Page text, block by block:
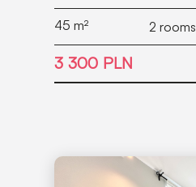
45 m² 2 rooms
3 300 PLN